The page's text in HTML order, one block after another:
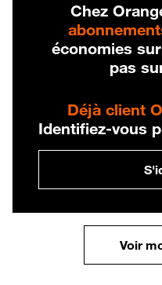
Chez
économies
pas
Déjà client
Identifiez-vous
Voir